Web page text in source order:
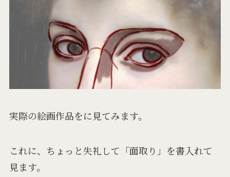
実際の絵画作品をに見てみます。
これに、ちょっと失礼して「面取り」を書入れて
見ます。